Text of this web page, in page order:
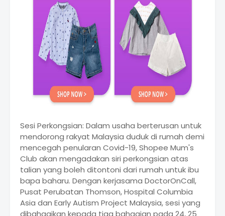
Sesi Perkongsian: Dalam usaha berterusan untuk
mendorong rakyat Malaysia duduk di rumah demi
mencegah penularan Covid-19, Shopee Mum's
Club akan mengadakan siri perkongsian atas
talian yang boleh ditontoni dari rumah untuk ibu
bapa baharu. Dengan kerjasama DoctorOnCall,
Pusat Perubatan Thomson, Hospital Columbia
Asia dan Early Autism Project Malaysia, sesi yang
dibahagikan kepada tiga bahagian pada 24, 25